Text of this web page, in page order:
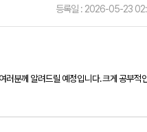
등록일 : 2026-05-23
분께 알려드릴 예정입니다. 크게 공부적